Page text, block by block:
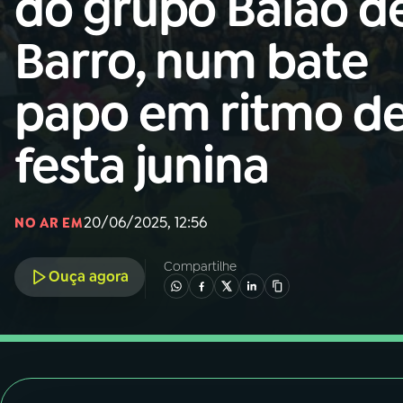
01 INÍCIO
02 A RÁDIO
03PROGRAMAÇÃO
04PROGRAMAS
PODCASTS
06VIDEOCASTS
Barro, num bate
papo em ritmo
festa junina
NO AR EM20/06/2025, 12:56
Ouça agora
Compartilhe